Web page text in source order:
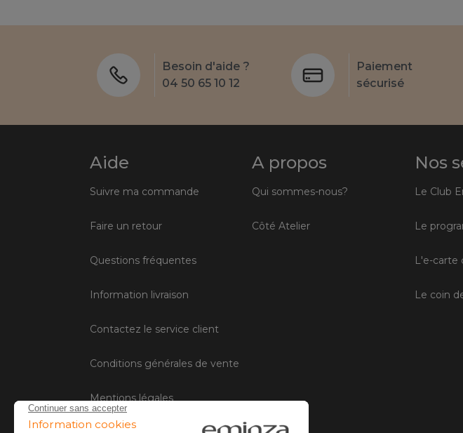
Besoin d'aide ?
04 50 65 10 12
Paiement
sécurisé
Aide
Suivre ma commande
Faire un retour
Questions fréquentes
Information livraison
Contactez le service client
Conditions générales de vente
Mentions légales
A propos
Qui sommes-nous?
Côté Atelier
Nos
Le Club
Le
L'e-carte
Le coin